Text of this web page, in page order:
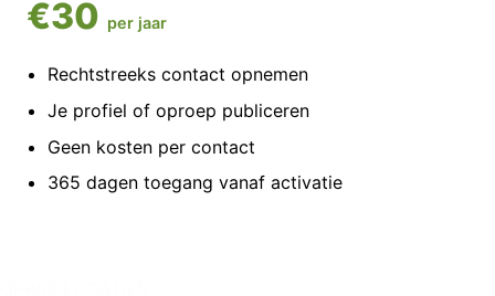
€30 per jaar
Rechtstreeks contact opnemen
Je profiel of oproep publiceren
Geen kosten per contact
365 dagen toegang vanaf activatie